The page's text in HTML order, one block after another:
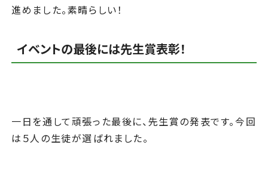
進めました。素晴らしい！
イベントの最後には先生賞表彰！
一日を通して頑張った最後に、先生賞の発表です。今回
は５人の生徒が選ばれました。